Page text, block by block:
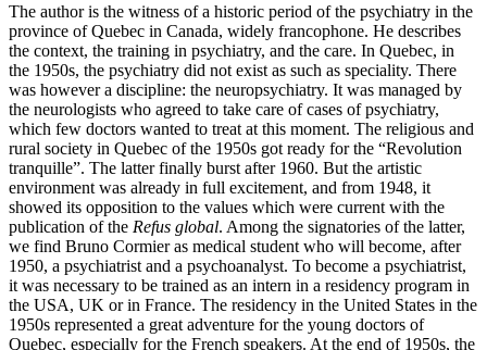
The author is the witness of a historic period of the psychiatry in the
province of Quebec in Canada, widely francophone. He describes
the context, the training in psychiatry, and the care. In Quebec, in
the 1950s, the psychiatry did not exist as such as speciality. There
was however a discipline: the neuropsychiatry. It was managed by
the neurologists who agreed to take care of cases of psychiatry,
which few doctors wanted to treat at this moment. The religious and
rural society in Quebec of the 1950s got ready for the “Revolution
tranquille”. The latter finally burst after 1960. But the artistic
environment was already in full excitement, and from 1948, it
showed its opposition to the values which were current with the
publication of the Refus global. Among the signatories of the latter,
we find Bruno Cormier as medical student who will become, after
1950, a psychiatrist and a psychoanalyst. To become a psychiatrist,
it was necessary to be trained as an intern in a residency program in
the USA, UK or in France. The residency in the United States in the
1950s represented a great adventure for the young doctors of
Quebec, especially for the French speakers. At the end of 1950s, the